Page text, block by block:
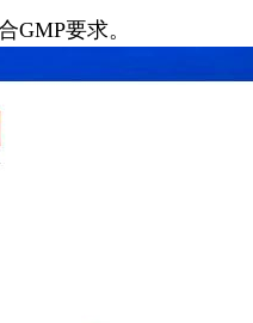
GMP要求。